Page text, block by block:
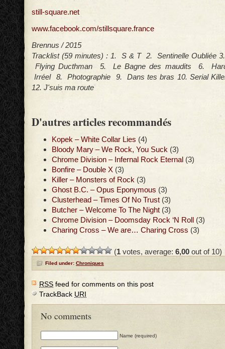
still-square.net
www.facebook.com/stillsquare.france
Brennus / 2015
Tracklist (59 minutes) : 1. S & T 2. Sentinelle Oubliée
Flying Ducthman 5. Le Bagne des maudits 6.
Irréel 8. Photographie 9. Dans tes bras 10. Serial
12. J'suis ma route
D'autres articles recommandés
Kopek – White Collar Lies (4)
Bloody Mary – We Rock, You Suck (3)
Chrome Division – Infernal Rock Eternal (3)
Bonfire – Double X (3)
Killer – Monsters of Rock (3)
Ghost B.C. – Opus Eponymous (3)
Clusterhead – Times Of No Trust (3)
Butcher – Welcome To The Night (3)
Chrome Division – Doomsday Rock ‘N Roll (3)
Charing Cross – We are… Charing Cross (3)
(1 votes, average: 6,00 out of 10)
Filed under: Chroniques
RSS feed for comments on this post
TrackBack URI
No comments
Name (required)